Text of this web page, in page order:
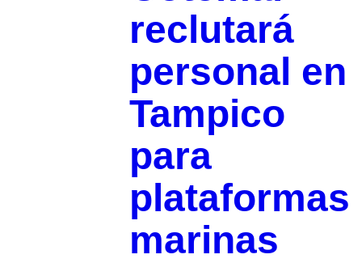
reclutará
personal en
Tampico
para
plataformas
marinas